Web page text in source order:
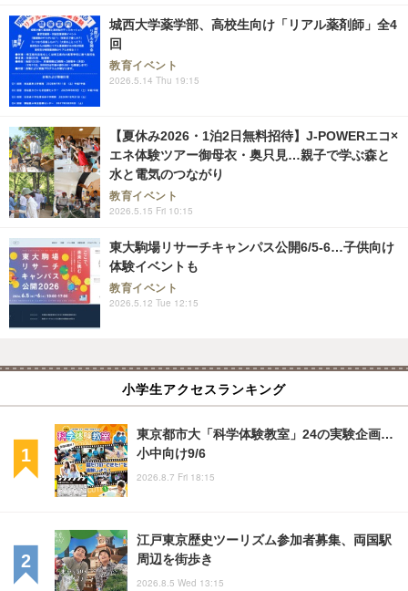
城西大学薬学部、高校生向け「リアル薬剤師」全4
回
教育イベント
2026.5.14 Thu 19:15
【夏休み2026・1泊2日無料招待】J-POWERエコ×
エネ体験ツアー御母衣・奥只見…親子で学ぶ森と
水と電気のつながり
教育イベント
2026.5.15 Fri 10:15
東大駒場リサーチキャンパス公開6/5-6…子供向け
体験イベントも
教育イベント
2026.5.12 Tue 12:15
小学生アクセスランキング
東京都市大「科学体験教室」24の実験企画…
小中向け9/6
2026.8.7 Fri 18:15
江戸東京歴史ツーリズム参加者募集、両国駅
周辺を街歩き
2026.8.5 Wed 13:15